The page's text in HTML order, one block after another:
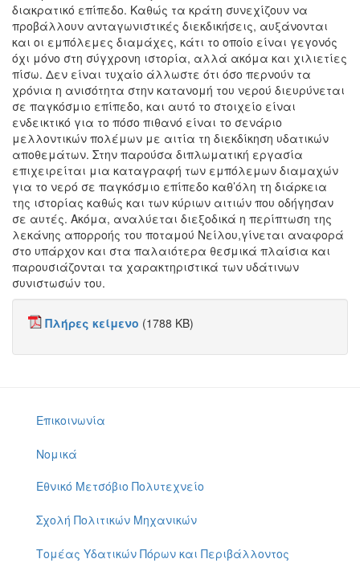
διακρατικό επίπεδο. Καθώς τα κράτη συνεχίζουν να
προβάλλουν ανταγωνιστικές διεκδικήσεις, αυξάνονται
και οι εμπόλεμες διαμάχες, κάτι το οποίο είναι γεγονός
όχι μόνο στη σύγχρονη ιστορία, αλλά ακόμα και χιλιετίες
πίσω. Δεν είναι τυχαίο άλλωστε ότι όσο περνούν τα
χρόνια η ανισότητα στην κατανομή του νερού διευρύνεται
σε παγκόσμιο επίπεδο, και αυτό το στοιχείο είναι
ενδεικτικό για το πόσο πιθανό είναι το σενάριο
μελλοντικών πολέμων με αιτία τη διεκδίκηση υδατικών
αποθεμάτων. Στην παρούσα διπλωματική εργασία
επιχειρείται μια καταγραφή των εμπόλεμων διαμαχών
για το νερό σε παγκόσμιο επίπεδο καθ’όλη τη διάρκεια
της ιστορίας καθώς και των κύριων αιτιών που οδήγησαν
σε αυτές. Ακόμα, αναλύεται διεξοδικά η περίπτωση της
λεκάνης απορροής του ποταμού Νείλου,γίνεται αναφορά
στο υπάρχον και στα παλαιότερα θεσμικά πλαίσια και
παρουσιάζονται τα χαρακτηριστικά των υδάτινων
συνιστωσών του.
Πλήρες κείμενο (1788 KB)
Επικοινωνία
Νομικά
Εθνικό Μετσόβιο Πολυτεχνείο
Σχολή Πολιτικών Μηχανικών
Τομέας Υδατικών Πόρων και Περιβάλλοντος